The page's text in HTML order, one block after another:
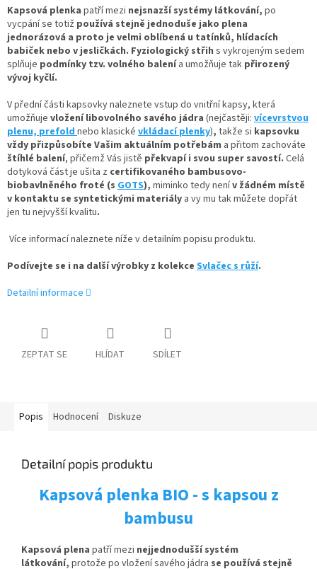
Kapsová plenka patří mezi nejsnazší systémy látkování, po
vycpání se totiž používá stejně jednoduše jako plena
jednorázová a proto je velmi oblíbená u tatínků, hlídacích
babiček nebo v jesličkách. Fyziologický střih s vykrojeným sedem
splňuje podmínky tzv. volného balenía umožňuje tak přirozený
vývoj kyčlí.
Vpřední části kapsovky naleznete vstup do vnitřní kapsy, která
umožňuje vloženílibovolného savého jádra (nejčastěji: vícevrstvou
plenu,prefoldnebo klasické vkládací plenky), takže si kapsovku
vždy přizpůsobíte Vašim aktuálním potřebám a přitom zachováte
štíhlé balení, přičemž Vás jistě překvapí i svou super savostí. Celá
dotyková část je ušita z certifikovaného bambusovo-
biobavlněného froté (s GOTS), miminko tedy nenív žádném místě
v kontaktu se syntetickými materiály a vy mu tak můžete dopřát
jen tu nejvyšší kvalitu.
Více informací naleznete níže v detailním popisu produktu.
Podívejte se i na další výrobky z kolekce Svlačec s růží.
Detailní informace
ZEPTAT SE HLÍDAT SDÍLET
Popis Hodnocení Diskuze
Detailní popis produktu
Kapsová plenka BIO - s kapsou z
bambusu
Kapsová plena patří mezi nejjednodušší systém
látkování, protože po vložení savého jádra se používá stejně